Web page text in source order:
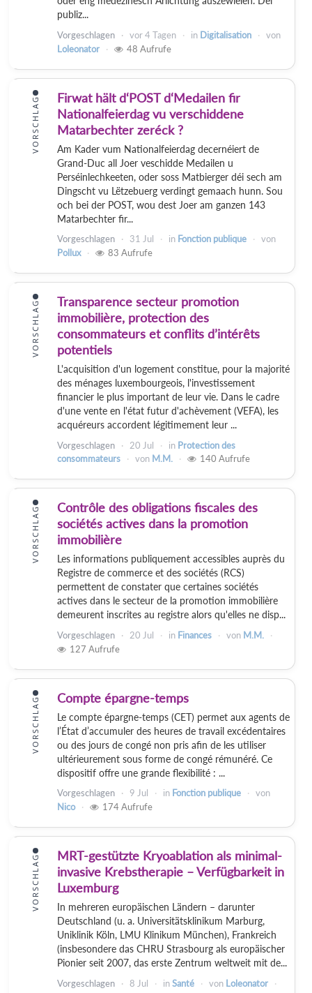
publiz...
Vorgeschlagen vor4 Tagen in Digitalisation
von
Loleonator
48 Aufrufe
VORSCHLAG
Firwat hält d‘POST d‘Medailen fir
Nationalfeierdag vu verschiddene
Matarbechter zeréck ?
Am Kader vum Nationalfeierdag decernéiert de
Grand-Duc all Joer veschidde Medailen u
Perséinlechkeeten, oder soss Matbierger déi sech am
Dingscht vu Lëtzebuerg verdingt gemaach hunn. Sou
och bei der POST, wou dest Joer am ganzen 143
Matarbechter fir...
Vorgeschlagen 31 Jul in Fonction publique
von
Pollux
83 Aufrufe
VORSCHLAG
Transparence secteur promotion
immobilière, protection des
consommateurs et conflits d’intérêts
potentiels
L'acquisition d'un logement constitue, pour la majorité
des ménages luxembourgeois, l'investissement
financier le plus important de leur vie. Dans le cadre
d'une vente en l'état futur d'achèvement (VEFA), les
acquéreurs accordent légitimement leur ...
Vorgeschlagen 20 Jul in Protection des
consommateurs
von M.M. 140 Aufrufe
VORSCHLAG
Contrôle des obligations fiscales des
sociétés actives dans la promotion
immobilière
Les informations publiquement accessibles auprès du
Registre de commerce et des sociétés (RCS)
permettent de constater que certaines sociétés
actives dans le secteur de la promotion immobilière
demeurent inscrites au registre alors qu'elles ne disp...
Vorgeschlagen 20 Jul in Finances von M.M.
127 Aufrufe
VORSCHLAG Compte épargne-temps
Le compte épargne-temps (CET) permet aux agents de
l’État d’accumuler des heures de travail excédentaires
ou des jours de congé non pris afin de les utiliser
ultérieurement sous forme de congé rémunéré. Ce
dispositif offre une grande flexibilité : ...
Vorgeschlagen 9 Jul in Fonction publique
von
Nico
174 Aufrufe
VORSCHLAG
MRT-gestützte Kryoablation als minimal-
invasive Krebstherapie – Verfügbarkeit in
Luxemburg
In mehreren europäischen Ländern – darunter
Deutschland (u. a. Universitätsklinikum Marburg,
Uniklinik Köln, LMU Klinikum München), Frankreich
(insbesondere das CHRU Strasbourg als europäischer
Pionier seit 2007, das erste Zentrum weltweit mit de...
Vorgeschlagen 8 Jul inSanté von Loleonator